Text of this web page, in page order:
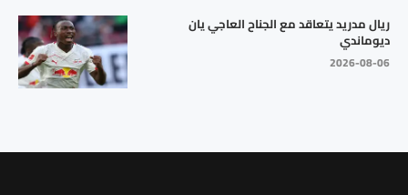
ريال مدريد يتعاقد مع الجناح العاجي يان
ديوماندي
2026-08-06